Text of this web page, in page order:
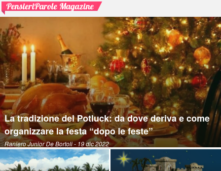
PensieriParole Magazine
La tradizione del Potluck: da dove deriva e come
organizzare la festa “dopo le feste”
Raniero Junior De Bortoli- 19 dic 2022